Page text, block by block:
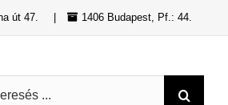
út 47. 1406 Budapest, Pf.: 44.